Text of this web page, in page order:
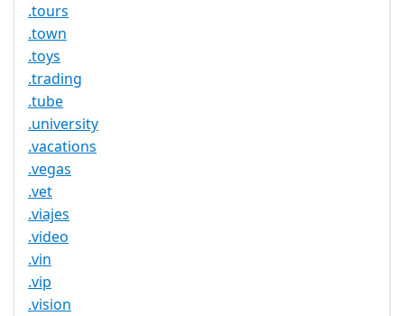
.tours
.town
.toys
.trading
.tube
.university
.vacations
.vegas
.vet
.viajes
.video
.vin
.vip
.vision